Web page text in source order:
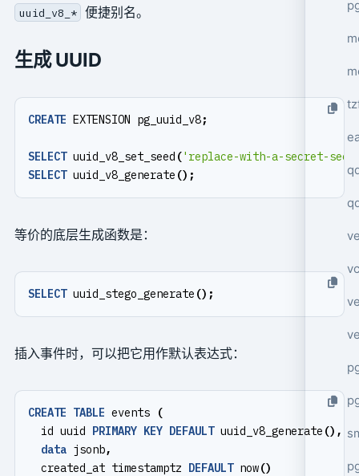
uuid_v8_* 便捷别名。
生成 UUID
CREATE EXTENSION pg_uuid_v8;
SELECT uuid_v8_set_seed ('replace-with-a-secret-
SELECT uuid_v8_generate ();
等价的底层生成函数是：
SELECT uuid_stego_generate ();
插入事件时，可以把它用作默认表达式：
CREATE TABLE events
(
id uuid PRIMARY KEY DEFAULT uuid_v8_generate (),
data jsonb,
created_at timestamptz DEFAULT now()